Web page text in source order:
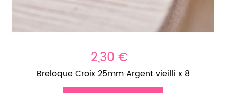
2,30 €
Breloque Croix 25mm Argent vieilli x 8